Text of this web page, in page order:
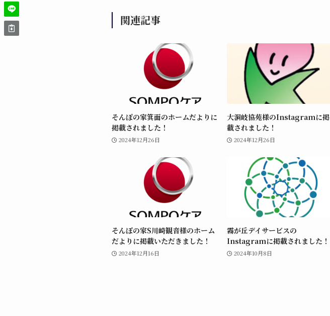
関連記事
そんぽの家箕面のホームだよりに
掲載されました！
2024年12月26日
大洞岐協苑様のInstagramに掲
載されました！
2024年12月26日
そんぽの家S川崎観音様のホーム
だよりに掲載いただきました！
2024年12月16日
霧が丘デイサービスの
Instagramに掲載されました！
2024年10月8日